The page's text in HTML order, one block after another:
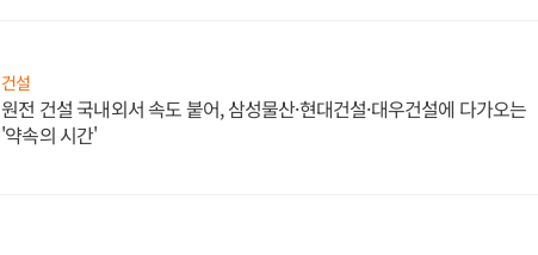
건설
원전 건설 국내외서 속도 붙어, 삼성물산·현대건설·대우건설에 다가오는
'약속의 시간'